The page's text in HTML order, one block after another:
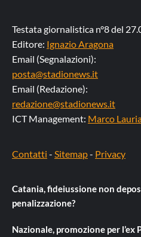
Testata giornalistica n°8 del
Editore: Ignazio Aragona
Email (Segnalazioni):
posta@stadionews.it
Email (Redazione):
redazione@stadionews.it
ICT Management: Marco
Contatti - Sitemap- Privacy
Catania, fideiussione non
penalizzazione?
Nazionale, promozione per l’ex